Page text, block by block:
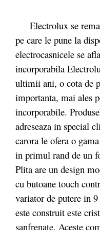
Electrolux se
pe care le pune la
electrocasnicele se
incorporabila
ultimii ani, o cota de
importanta, mai ales
incorporabile.
adreseaza in special
carora le ofera o
in primul rand de un
Plita are un design
cu butoane touch
variator de putere in
este construit este
sanfrenate. Aceste